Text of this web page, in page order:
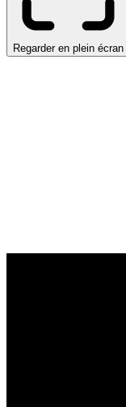
Regarder en plein écran